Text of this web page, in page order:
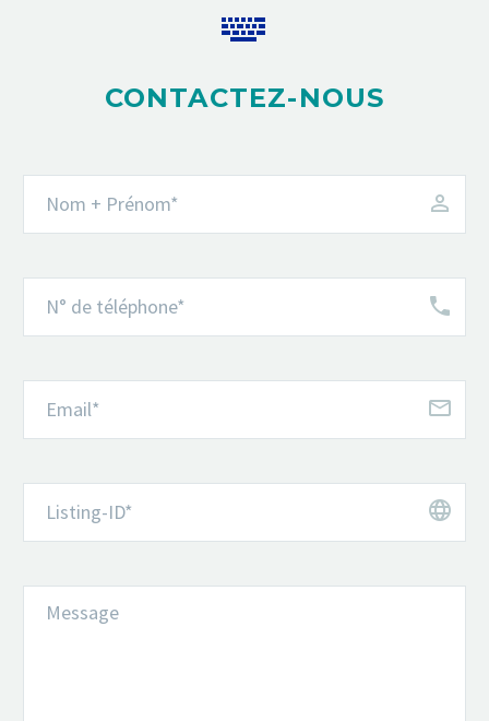


CONTACTEZ-NOUS